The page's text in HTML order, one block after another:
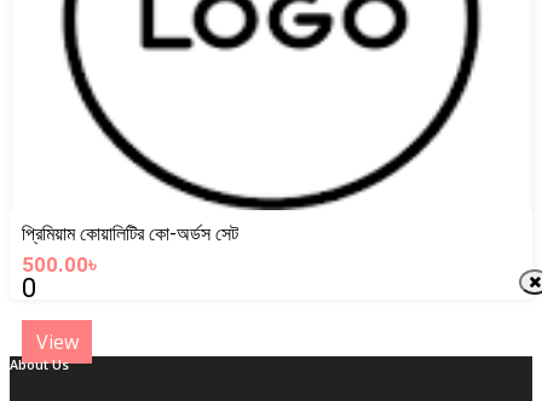
প্রিমিয়াম কোয়ালিটির কো-অর্ডস সেট
500.00৳
0
View
About Us